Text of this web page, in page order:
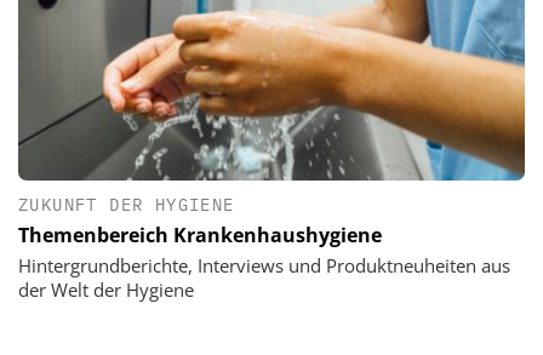
ZUKUNFT DER HYGIENE
Themenbereich Krankenhaushygiene
Hintergrundberichte, Interviews und Produktneuheiten aus
der Welt der Hygiene